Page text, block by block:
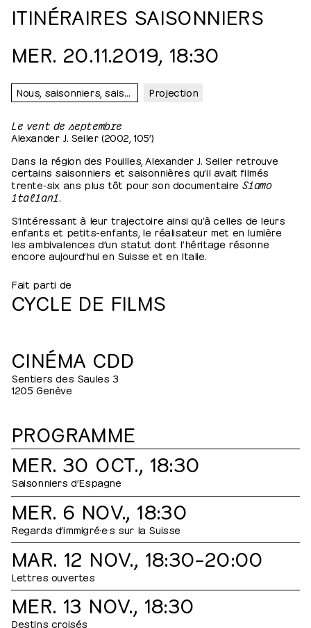
ITINÉRAIRES SAISONNIERS
MER. 20.11.2019, 18:30
Projection
Le vent de septembre
Alexander J. Seiler (2002, 105’)
Dans la région des Pouilles, Alexander J. Seiler retrouve
certains saisonniers et saisonnières qu’il avait filmés
trente-six ans plus tôt pour son documentaire Siamo
italiani
S’intéressant à leur trajectoire ainsi qu’à celles de leurs
enfants et petits-enfants, le réalisateur met en lumière
les ambivalences d’un statut dont l’héritage résonne
encore aujourd’hui en Suisse et en Italie.
Fait parti de
CYCLE DE FILMS
CINÉMA CDD
Sentiers des Saules 3
1205 Genève
PROGRAMME
MER. 30 OCT., 18:30
Saisonniers d’Espagne
MER. 6 NOV., 18:30
Regards d’immigré·e·s sur la Suisse
MAR. 12 NOV., 18:30⁠–⁠20:00
Lettres ouvertes
MER. 13 NOV., 18:30
Destins croisés